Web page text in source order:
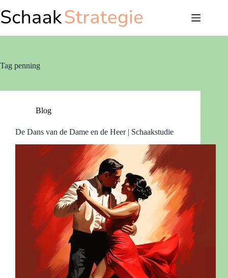
naar
de
Tag penning
Blog
De Dans van de Dame en de Heer | Schaakstudie